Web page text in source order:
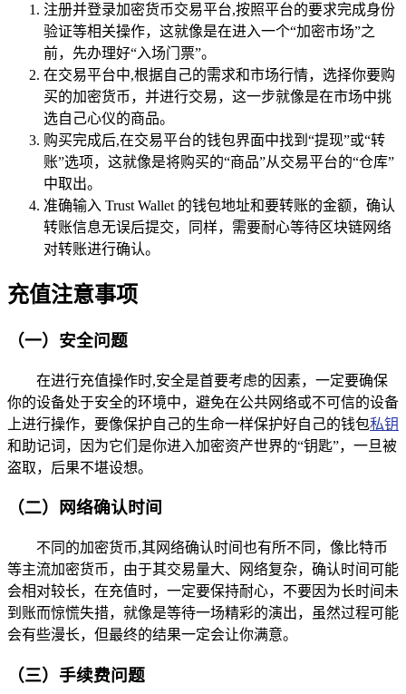
注册并登录加密货币交易平台,按照平台的要求完成身份
验证等相关操作，这就像是在进入一个“加密市场”之
前，先办理好“入场门票”。
在交易平台中,根据自己的需求和市场行情，选择你要购
买的加密货币，并进行交易，这一步就像是在市场中挑
选自己心仪的商品。
购买完成后,在交易平台的钱包界面中找到“提现”或“转
账”选项，这就像是将购买的“商品”从交易平台的“仓库”
中取出。
准确输入 Trust Wallet 的钱包地址和要转账的金额，确认
转账信息无误后提交，同样，需要耐心等待区块链网络
对转账进行确认。
充值注意事项
（一）安全问题
在进行充值操作时,安全是首要考虑的因素，一定要确保
你的设备处于安全的环境中，避免在公共网络或不可信的设备
上进行操作，要像保护自己的生命一样保护好自己的钱包私钥
和助记词，因为它们是你进入加密资产世界的“钥匙”，一旦被
盗取，后果不堪设想。
（二）网络确认时间
不同的加密货币,其网络确认时间也有所不同，像比特币
等主流加密货币，由于其交易量大、网络复杂，确认时间可能
会相对较长，在充值时，一定要保持耐心，不要因为长时间未
到账而惊慌失措，就像是等待一场精彩的演出，虽然过程可能
会有些漫长，但最终的结果一定会让你满意。
（三）手续费问题